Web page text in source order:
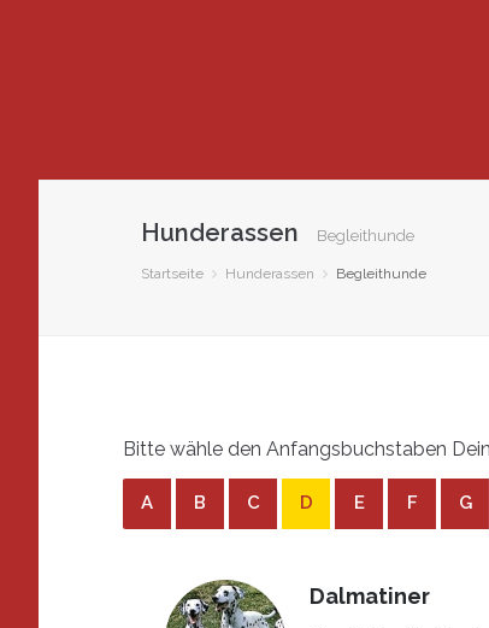
Hunderassen Begleithunde
Startseite Hunderassen Begleithunde
Bitte wähle den Anfangsbuchstaben
A B C D E F G
Dalmatiner